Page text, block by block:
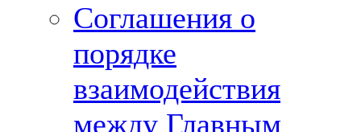
Соглашения о
порядке
взаимодействия
между Главным